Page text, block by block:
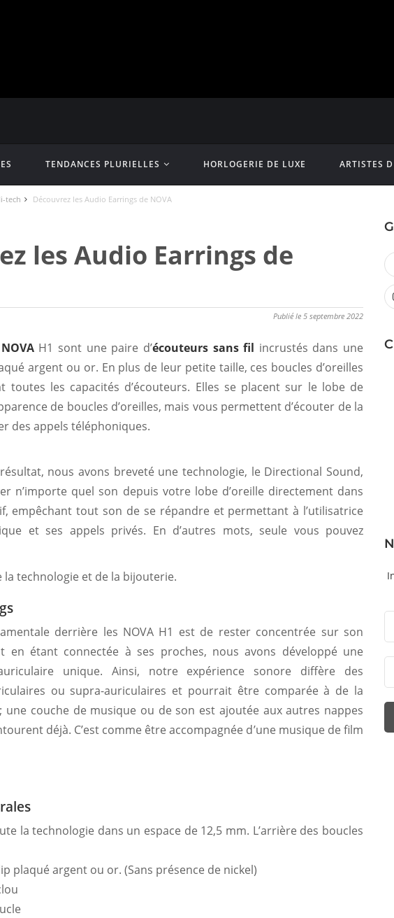
TENDANCES PLURIELLES HORLOGERIE DE LUXE ARTISTES
tech Découvrez les Audio Earrings de NOVA
les Audio Earrings de
Publié le 5 septembre 2022
NOVA H1 sont une paire d’écouteurs sans fil incrustés dans une
argent ou or. En plus de leur petite taille, ces boucles d’oreilles
toutes les capacités d’écouteurs. Elles se placent sur le lobe de
de boucles d’oreilles, mais vous permettent d’écouter de la
des appels téléphoniques.
nous avons breveté une technologie, le Directional Sound,
n’importe quel son depuis votre lobe d’oreille directement dans
empêchant tout son de se répandre et permettant à l’utilisatrice
et ses appels privés. En d’autres mots, seule vous pouvez
la technologie et de la bijouterie.
derrière les NOVA H1 est de rester concentrée sur son
en étant connectée à ses proches, nous avons développé une
unique. Ainsi, notre expérience sonore diffère des
ou supra-auriculaires et pourrait être comparée à de la
une couche de musique ou de son est ajoutée aux autres nappes
déjà. C’est comme être accompagnée d’une musique de film
la technologie dans un espace de 12,5 mm. L’arrière des boucles
plaqué argent ou or. (Sans présence de nickel)